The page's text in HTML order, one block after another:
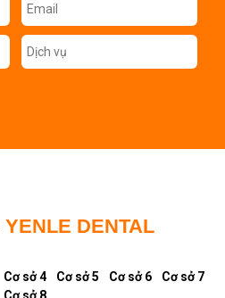
YENLE DENTAL
Cơ sở 4 Cơ sở 5 Cơ sở 6
Cơ sở 7